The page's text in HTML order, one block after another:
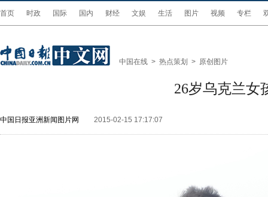
首页 时政 国际 国内 财经 文娱 生活 图片 视频 专栏
中国在线 > 热点策划 > 原创图片
26岁乌克兰女
中国日报亚洲新闻图片网 2015-02-15 17:17:07